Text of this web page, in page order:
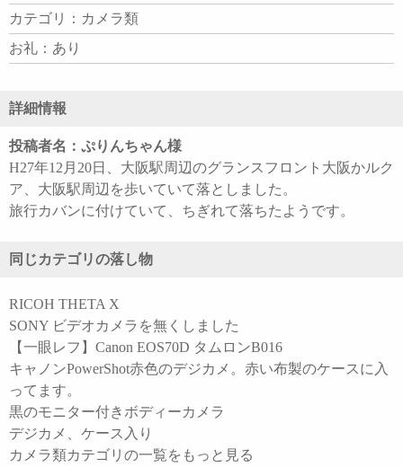
カテゴリ：カメラ類
お礼：あり
詳細情報
投稿者名：ぷりんちゃん様
H27年12月20日、大阪駅周辺のグランスフロント大阪かルク
ア、大阪駅周辺を歩いていて落としました。
旅行カバンに付けていて、ちぎれて落ちたようです。
同じカテゴリの落し物
RICOH THETA X
SONY ビデオカメラを無くしました
【一眼レフ】Canon EOS70D タムロンB016
キャノンPowerShot赤色のデジカメ。赤い布製のケースに入
ってます。
黒のモニター付きボディーカメラ
デジカメ、ケース入り
カメラ類カテゴリの一覧をもっと見る